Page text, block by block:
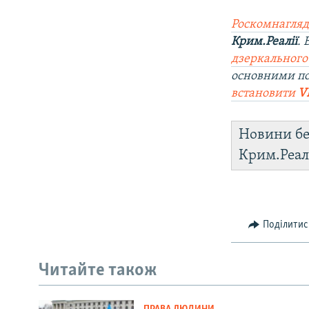
Крим.Реалії.
основними
встановити
Новини
Читайте також